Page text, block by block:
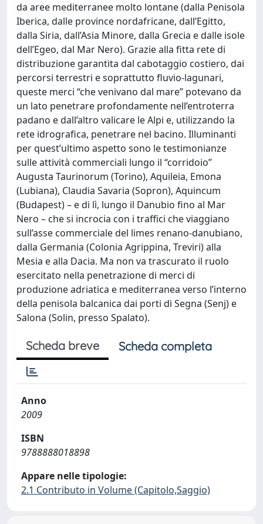
da aree mediterranee molto lontane (dalla Penisola
Iberica, dalle province nordafricane, dall’Egitto,
dalla Siria, dall’Asia Minore, dalla Grecia e dalle isole
dell’Egeo, dal Mar Nero). Grazie alla fitta rete di
distribuzione garantita dal cabotaggio costiero, dai
percorsi terrestri e soprattutto fluvio-lagunari,
queste merci “che venivano dal mare” potevano da
un lato penetrare profondamente nell’entroterra
padano e dall’altro valicare le Alpi e, utilizzando la
rete idrografica, penetrare nel bacino. Illuminanti
per quest’ultimo aspetto sono le testimonianze
sulle attività commerciali lungo il “corridoio”
Augusta Taurinorum (Torino), Aquileia, Emona
(Lubiana), Claudia Savaria (Sopron), Aquincum
(Budapest) – e di lì, lungo il Danubio fino al Mar
Nero – che si incrocia con i traffici che viaggiano
sull’asse commerciale del limes renano-danubiano,
dalla Germania (Colonia Agrippina, Treviri) alla
Mesia e alla Dacia. Ma non va trascurato il ruolo
esercitato nella penetrazione di merci di
produzione adriatica e mediterranea verso l’interno
della penisola balcanica dai porti di Segna (Senj) e
Salona (Solin, presso Spalato).
Scheda breve Scheda completa
Anno
2009
ISBN
9788888018898
Appare nelle tipologie:
2.1 Contributo in Volume (Capitolo,Saggio)